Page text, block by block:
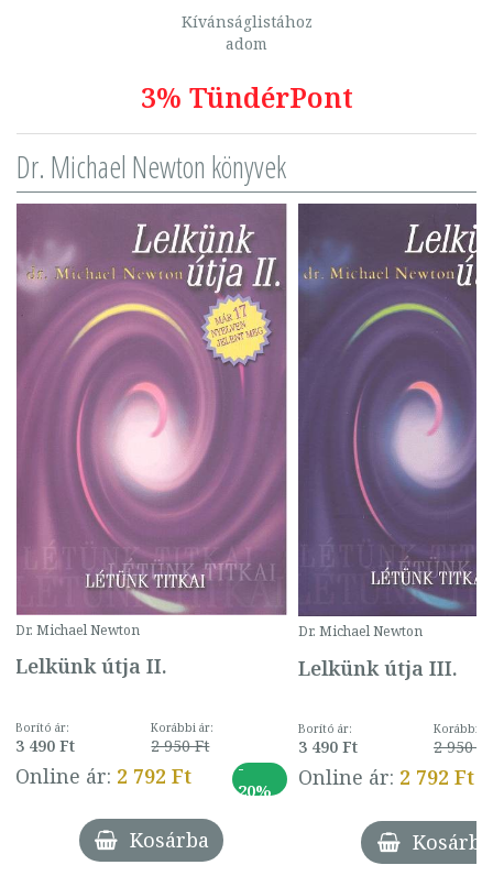
Kívánságlistához
adom
3% TündérPont
Dr. Michael Newton könyvek
Dr. Michael Newton
Lelkünk útja II.
Borító ár:
3 490 Ft
Korábbi ár:
2 950 Ft
Online ár: 2 792 Ft
-
20%
Kosárba
Dr. Michael Newton
Lelkünk útja III.
Borító ár:
3 490 Ft
Korábbi
2 950 Ft
Online ár: 2 792 Ft
Kosárba